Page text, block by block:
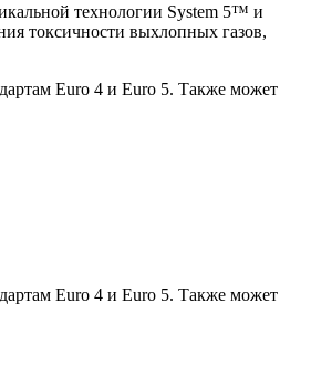
технологии System 5™ и
токсичности выхлопных газов,
Euro 4 и Euro 5. Также может
Euro 4 и Euro 5. Также может